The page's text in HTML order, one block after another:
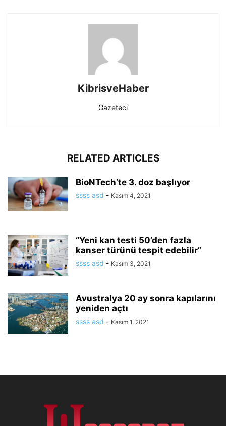
KibrisveHaber
Gazeteci
RELATED ARTICLES
BioNTech’te 3. doz başlıyor
ssss asd - Kasım 4, 2021
“Yeni kan testi 50’den fazla
kanser türünü tespit edebilir”
ssss asd - Kasım 3, 2021
Avustralya 20 ay sonra kapılarını
yeniden açtı
ssss asd - Kasım 1, 2021